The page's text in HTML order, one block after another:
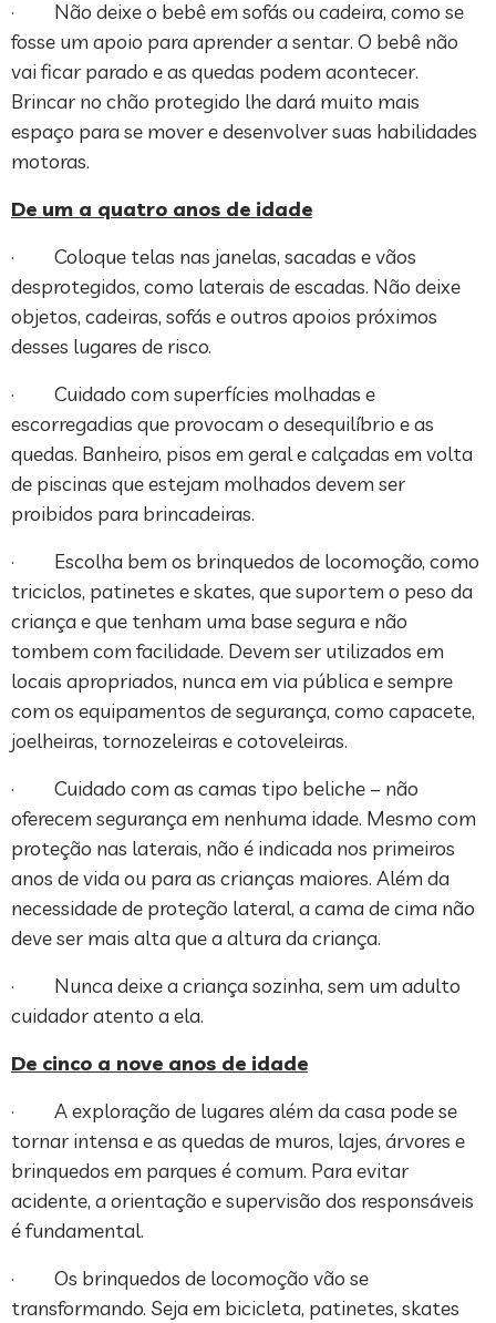
· Não deixe o bebê em sofás ou cadeira, como se
fosse um apoio para aprender a sentar. O bebê não
vai ficar parado e as quedas podem acontecer.
Brincar no chão protegido lhe dará muito mais
espaço para se mover e desenvolver suas habilidades
motoras.
De um a quatro anos de idade
· Coloque telas nas janelas, sacadas e vãos
desprotegidos, como laterais de escadas. Não deixe
objetos, cadeiras, sofás e outros apoios próximos
desses lugares de risco.
· Cuidado com superfícies molhadas e
escorregadias que provocam o desequilíbrio e as
quedas. Banheiro, pisos em geral e calçadas em volta
de piscinas que estejam molhados devem ser
proibidos para brincadeiras.
· Escolha bem os brinquedos de locomoção, como
triciclos, patinetes e skates, que suportem o peso da
criança e que tenham uma base segura e não
tombem com facilidade. Devem ser utilizados em
locais apropriados, nunca em via pública e sempre
com os equipamentos de segurança, como capacete,
joelheiras, tornozeleiras e cotoveleiras.
· Cuidado com as camas tipo beliche – não
oferecem segurança em nenhuma idade. Mesmo com
proteção nas laterais, não é indicada nos primeiros
anos de vida ou para as crianças maiores. Além da
necessidade de proteção lateral, a cama de cima não
deve ser mais alta que a altura da criança.
· Nunca deixe a criança sozinha, sem um adulto
cuidador atento a ela.
De cinco a nove anos de idade
· A exploração de lugares além da casa pode se
tornar intensa e as quedas de muros, lajes, árvores e
brinquedos em parques é comum. Para evitar
acidente, a orientação e supervisão dos responsáveis
é fundamental.
· Os brinquedos de locomoção vão se
transformando. Seja em bicicleta, patinetes, skates